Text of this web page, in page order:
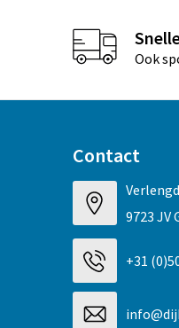
Ook
Contact
9723 JV
+31